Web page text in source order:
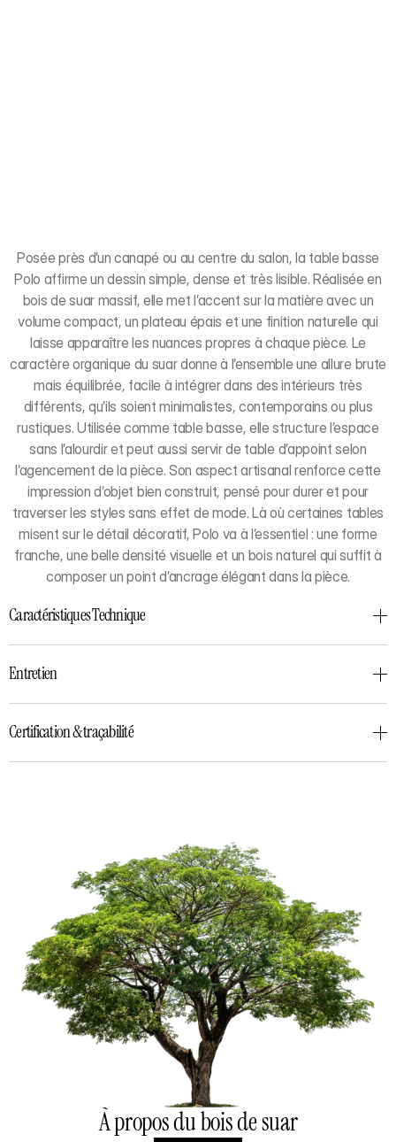
Posée près d’un canapé ou au centre du salon, la table basse
Polo affirme un dessin simple, dense et très lisible. Réalisée en
bois de suar massif, elle met l’accent sur la matière avec un
volume compact, un plateau épais et une finition naturelle qui
laisse apparaître les nuances propres à chaque pièce. Le
caractère organique du suar donne à l’ensemble une allure brute
mais équilibrée, facile à intégrer dans des intérieurs très
différents, qu’ils soient minimalistes, contemporains ou plus
rustiques. Utilisée comme table basse, elle structure l’espace
sans l’alourdir et peut aussi servir de table d’appoint selon
l’agencement de la pièce. Son aspect artisanal renforce cette
impression d’objet bien construit, pensé pour durer et pour
traverser les styles sans effet de mode. Là où certaines tables
misent sur le détail décoratif, Polo va à l’essentiel : une forme
franche, une belle densité visuelle et un bois naturel qui suffit à
composer un point d’ancrage élégant dans la pièce.
Caractéristiques Technique
Entretien
Certification & traçabilité
À propos du bois de suar